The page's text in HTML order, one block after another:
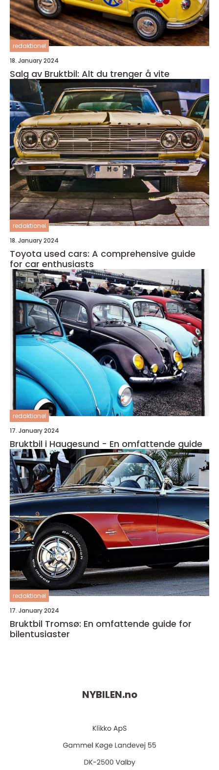
redaktionel
18. January 2024
Salg av Bruktbil: Alt du trenger å vite
redaktionel
18. January 2024
Toyota used cars: A comprehensive guide
for car enthusiasts
redaktionel
17. January 2024
Bruktbil i Haugesund - En omfattende guide
redaktionel
17. January 2024
Bruktbil Tromsø: En omfattende guide for
bilentusiaster
NYBILEN.no